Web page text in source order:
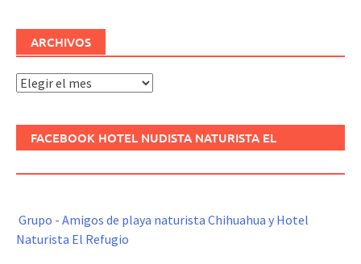
ARCHIVOS
Archivos
FACEBOOK HOTEL NUDISTA NATURISTA EL
Grupo - Amigos de playa naturista Chihuahua y Hotel
Naturista El Refugio